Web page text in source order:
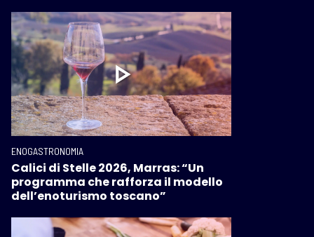
ENOGASTRONOMIA
Calici di Stelle 2026, Marras: “Un
programma che rafforza il modello
dell’enoturismo toscano”